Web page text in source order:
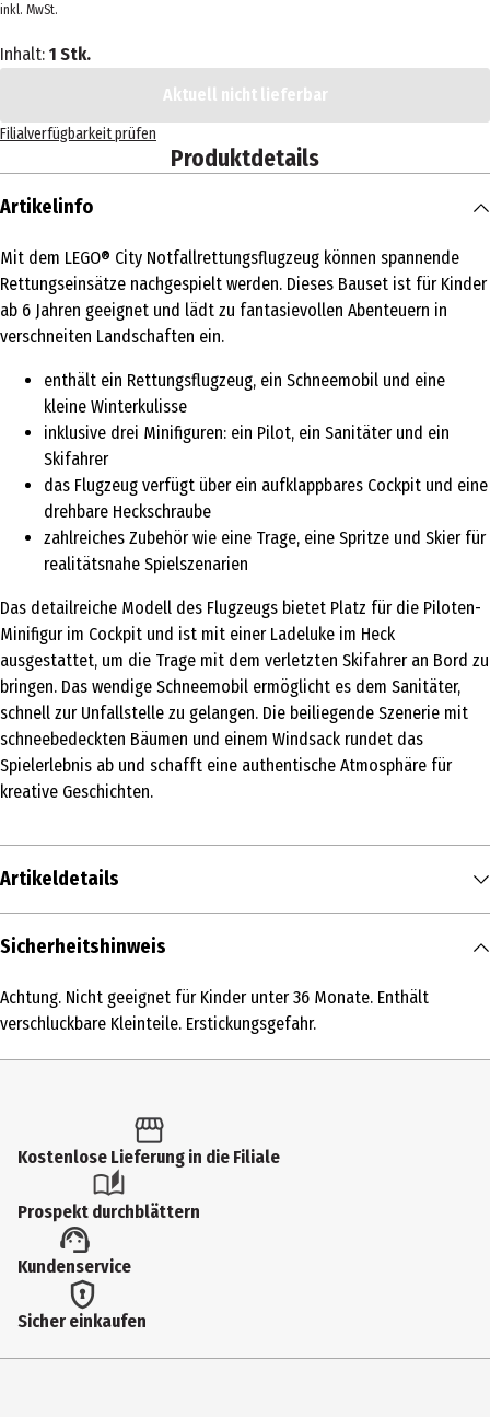
inkl. MwSt.
Inhalt: 1 Stk.
Aktuell nicht lieferbar
Filialverfügbarkeit prüfen
Produktdetails
Artikelinfo
Mit dem LEGO® City Notfallrettungsflugzeug können spannende
Rettungseinsätze nachgespielt werden. Dieses Bauset ist für Kinder
ab 6 Jahren geeignet und lädt zu fantasievollen Abenteuern in
verschneiten Landschaften ein.
enthält ein Rettungsflugzeug, ein Schneemobil und eine
kleine Winterkulisse
inklusive drei Minifiguren: ein Pilot, ein Sanitäter und ein
Skifahrer
das Flugzeug verfügt über ein aufklappbares Cockpit und eine
drehbare Heckschraube
zahlreiches Zubehör wie eine Trage, eine Spritze und Skier für
realitätsnahe Spielszenarien
Das detailreiche Modell des Flugzeugs bietet Platz für die Piloten-
Minifigur im Cockpit und ist mit einer Ladeluke im Heck
ausgestattet, um die Trage mit dem verletzten Skifahrer an Bord zu
bringen. Das wendige Schneemobil ermöglicht es dem Sanitäter,
schnell zur Unfallstelle zu gelangen. Die beiliegende Szenerie mit
schneebedeckten Bäumen und einem Windsack rundet das
Spielerlebnis ab und schafft eine authentische Atmosphäre für
kreative Geschichten.
Artikeldetails
Inhalt
Produkttyp
Artikelnummer des Herstellers
Hersteller
Lego GmbH
Herstelleradresse
Sicherheitshinweis
Achtung. Nicht geeignet für Kinder unter 36 Monate. Enthält
verschluckbare Kleinteile. Erstickungsgefahr.
Kostenlose Lieferung in die Filiale
Prospekt durchblättern
Kundenservice
Sicher einkaufen